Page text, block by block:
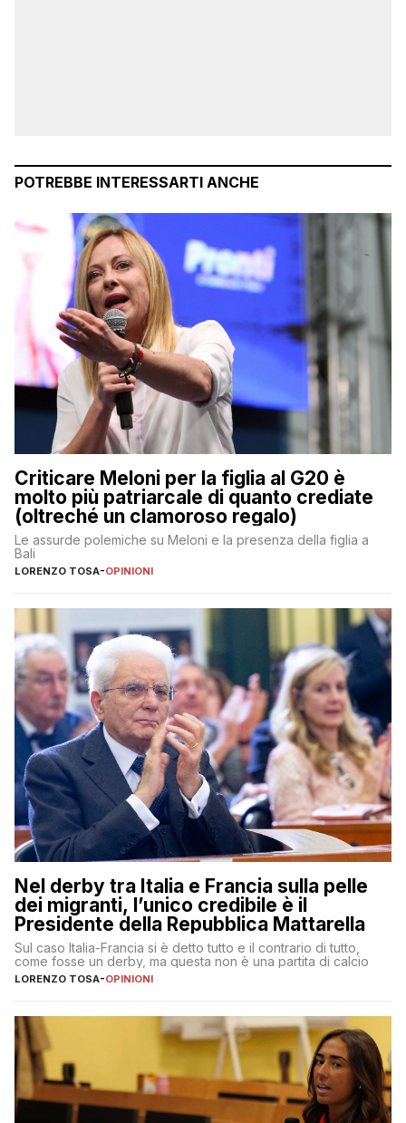
POTREBBE INTERESSARTI ANCHE
Criticare Meloni per la figlia al G20 è
molto più patriarcale di quanto crediate
(oltreché un clamoroso regalo)
Le assurde polemiche su Meloni e la presenza della figlia a
Bali
LORENZO TOSA-OPINIONI
Nel derby tra Italia e Francia sulla pelle
dei migranti, l’unico credibile è il
Presidente della Repubblica Mattarella
Sul caso Italia-Francia si è detto tutto e il contrario di tutto,
come fosse un derby, ma questa non è una partita di calcio
LORENZO TOSA-OPINIONI